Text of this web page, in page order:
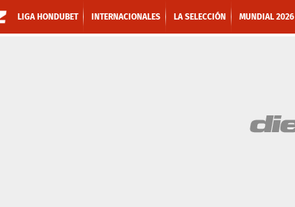
LIGA HONDUBET INTERNACIONALES LA SELECCIÓN MUNDIAL 2026